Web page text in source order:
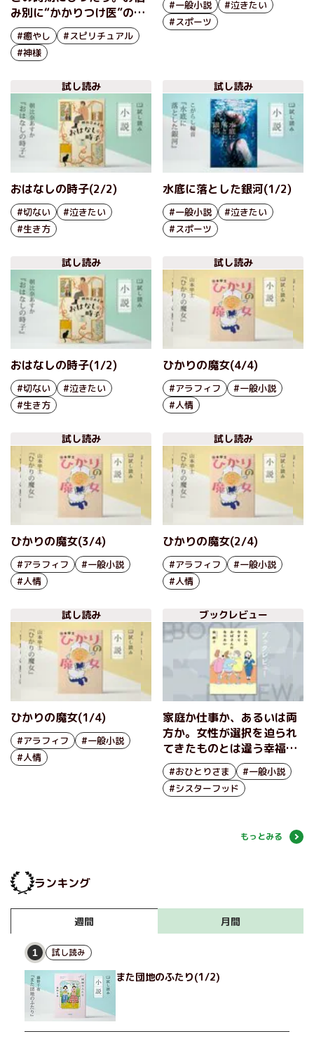
み別に“かかりつけ医”のよ
うな神社を紹介する一冊
『神社は心のクリニック し
んどいあなたにオススメの
深結 (みゅう)
#癒やし
#スピリチュアル
#神様
#一般小説
#泣きたい
#スポーツ
試し読み
おはなしの時子(2/2)
#切ない
#泣きたい
#生き方
試し読み
水底に落とした銀河(1/2)
#一般小説
#泣きたい
#スポーツ
試し読み
おはなしの時子(1/2)
#切ない
#泣きたい
#生き方
試し読み
ひかりの魔女(4/4)
#アラフィフ
#一般小説
#人情
試し読み
ひかりの魔女(3/4)
#アラフィフ
#一般小説
#人情
試し読み
ひかりの魔女(2/4)
#アラフィフ
#一般小説
#人情
試し読み
ひかりの魔女(1/4)
#アラフィフ
#一般小説
#人情
ブックレビュー
家庭か仕事か、あるいは両
方か。女性が選択を迫られ
てきたものとは違う幸福が
あることを教えてくれる作
品 『わたしは今すぐおば
さんになりたい』南綾子
#おひとりさま
#一般小説
#シスターフッド
もっとみる
ランキング
週間 月間
1 試し読み
また団地のふたり(1/2)